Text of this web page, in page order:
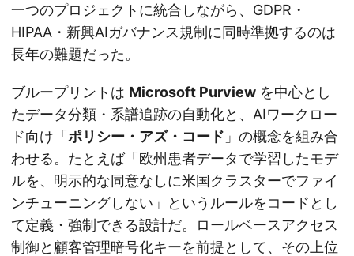
一つのプロジェクトに統合しながら、GDPR・
HIPAA・新興AIガバナンス規制に同時準拠するのは
長年の難題だった。
ブループリントは Microsoft Purview を中心とし
たデータ分類・系譜追跡の自動化と、AIワークロー
ド向け「 ポリシー・アズ・コード 」の概念を組み合
わせる。たとえば「欧州患者データで学習したモデ
ルを、明示的な同意なしに米国クラスターでファイ
ンチューニングしない」というルールをコードとし
て定義・強制できる設計だ。ロールベースアクセス
制御と顧客管理暗号化キーを前提として、その上位